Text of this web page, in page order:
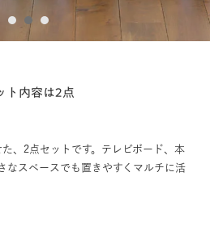
1 2 3
ト内容は2点
た、2点セットです。テレビボード、本
なスペースでも置きやすくマルチに活